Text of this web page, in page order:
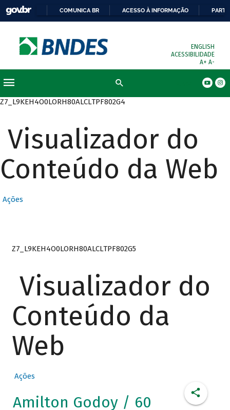
COMUNICA BR ACESSO À INFORMAÇÃO
ENGLISH
ACESSIBILIDADE
A+ A-
Z7_L9KEH4O0LORH80ALCLTPF802G4
Visualizador do
Conteúdo da Web
Ações
Z7_L9KEH4O0LORH80ALCLTPF802G5
Visualizador do
Conteúdo da
Web
Ações
Amilton Godoy / 60